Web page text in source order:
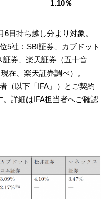
1.10％
日持ち越し分より対象。
5社：SBI証券、カブドット
証券、楽天証券（五十音
在、楽天証券調べ）。
（以下「IFA」）とご契約
詳細はIFA担当者へご確認